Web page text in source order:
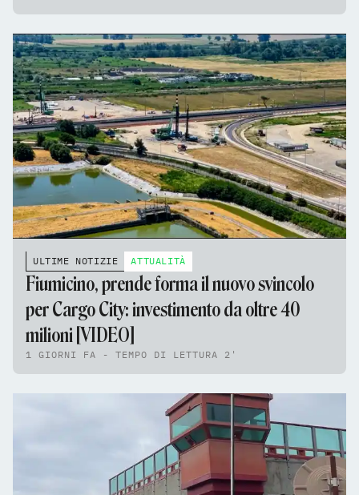
ULTIME NOTIZIE ATTUALITÀ
Fiumicino, prende forma il nuovo svincolo
per Cargo City: investimento da oltre 40
milioni [VIDEO]
1 GIORNI FA - TEMPO DI LETTURA 2'